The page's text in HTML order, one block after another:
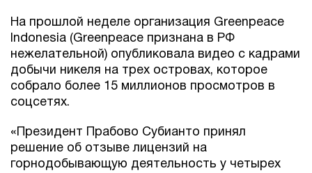
На прошлой неделе организация Greenpeace
Indonesia (Greenpeace признана в РФ
нежелательной) опубликовала видео с кадрами
добычи никеля на трех островах, которое
собрало более 15 миллионов просмотров в
соцсетях.
«Президент Прабово Субианто принял
решение об отзыве лицензий на
горнодобывающую деятельность у четырех